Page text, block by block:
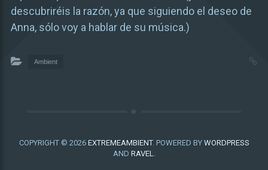
descubriréis la razón, ya que siguiendo el deseo de
Anna, sólo voy a hablar de su música.)
Ambient
COPYRIGHT © 2026 EXTREMEAMBIENT. POWERED BY WORDPRESS
AND RAVEL